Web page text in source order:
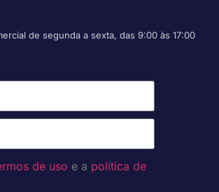
de segunda a sexta, das 9:00 às 17:00
de uso e a política de